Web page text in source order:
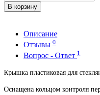
В корзину
Описание
Отзывы 0
Вопрос - Ответ 1
Крышка пластиковая для
Оснащена кольцом контроля